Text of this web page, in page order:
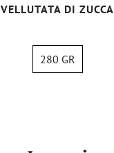
VELLUTATA DI ZUCCA
280 GR